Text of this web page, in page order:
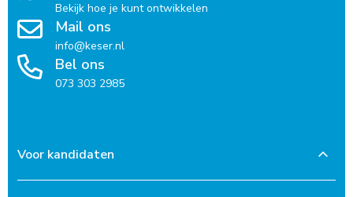
Bekijk hoe je kunt ontwikkelen
Mail ons
info@keser.nl
Bel ons
073 303 2985
Voor kandidaten